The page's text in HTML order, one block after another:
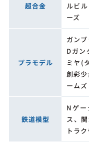
超合金
ルビ
ーズ
プラモデル
ガン
Dガン
ミヤ(
創彩
ーム
鉄道模型
Nゲ
ス、
トラ